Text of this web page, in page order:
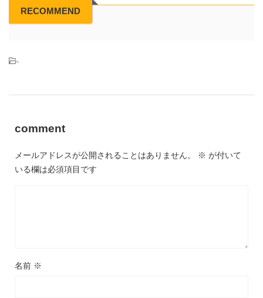
RECOMMEND
-
comment
メールアドレスが公開されることはありません。 ※ が付いて
いる欄は必須項目です
名前 ※